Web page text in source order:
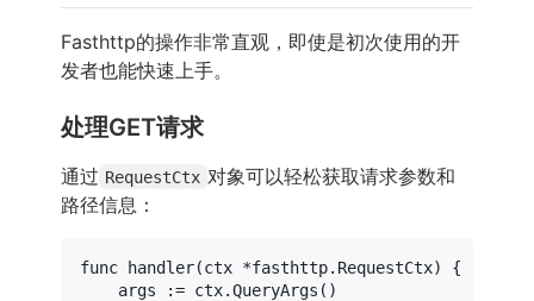
Fasthttp的操作非常直观，即使是初次使用的开
发者也能快速上手。
处理GET请求
通过 RequestCtx 对象可以轻松获取请求参数和
路径信息：
func handler(ctx *fasthttp.RequestCtx)
{